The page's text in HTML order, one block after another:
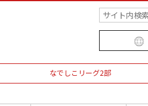
なでしこリーグ2部